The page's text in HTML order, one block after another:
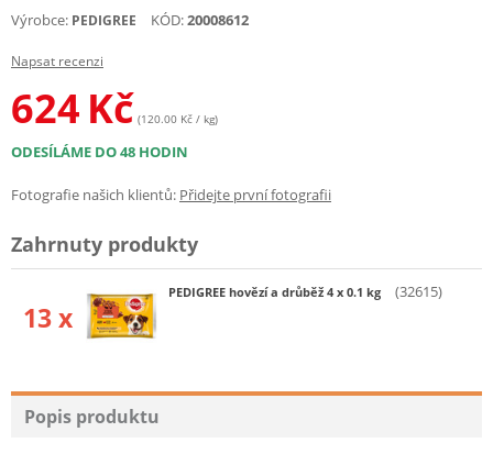
Výrobce: PEDIGREE KÓD:20008612
Napsat recenzi
624 Kč (120.00 Kč / kg)
ODESÍLÁME DO 48 HODIN
Fotografie našich klientů: Přidejte první fotografii
Zahrnuty produkty
13 x
PEDIGREE hovězí a drůběž 4 x 0.1 kg (32615)
Popis produktu